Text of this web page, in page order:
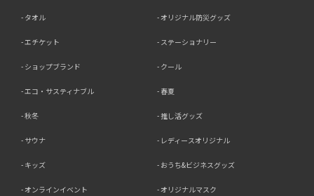
タオル オリジナル防災グッズ
エチケット ステーショナリー
ショップブランド クール
エコ・サスティナブル 春夏
秋冬 推し活グッズ
サウナ レディースオリジナル
キッズ おうち&ビジネスグッズ
オンラインイベント オリジナルマスク